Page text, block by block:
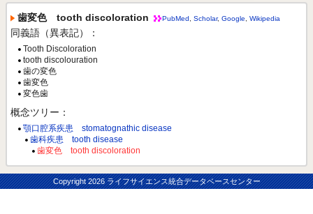
歯変色 tooth discoloration PubMed Scholar, Google Wikipedia
同義語（異表記）：
Tooth Discoloration
tooth discolouration
歯の変色
歯変色
変色歯
概念ツリー：
顎口腔系疾患 stomatognathic disease
歯科疾患 tooth disease
歯変色 tooth discoloration
Copyright2026 ライフサイエンス統合データベースセンター